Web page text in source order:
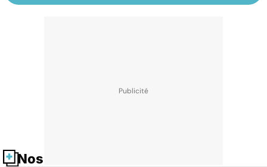
Nos fiches santé